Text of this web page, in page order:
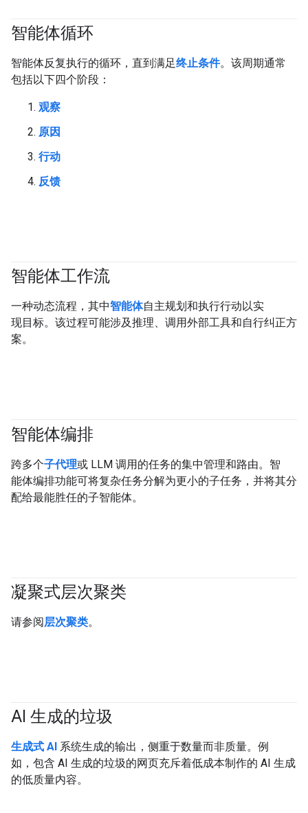
智能体循环
智能体反复执行的循环，直到满足终止条件。该周期通常
包括以下四个阶段：
观察
原因
行动
反馈
智能体工作流
一种动态流程，其中智能体自主规划和执行行动以实
现目标。该过程可能涉及推理、调用外部工具和自行纠正方
案。
智能体编排
跨多个子代理或 LLM 调用的任务的集中管理和路由。智
能体编排功能可将复杂任务分解为更小的子任务，并将其分
配给最能胜任的子智能体。
凝聚式层次聚类
请参阅层次聚类。
AI 生成的垃圾
生成式 AI 系统生成的输出，侧重于数量而非质量。例
如，包含 AI 生成的垃圾的网页充斥着低成本制作的 AI 生成
的低质量内容。